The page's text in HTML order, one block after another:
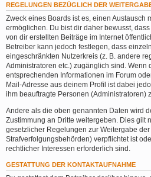
REGELUNGEN BEZÜGLICH DER
Zweck eines Boards ist es, einen Austausch
ermöglichen. Du bist dir daher bewusst,
von dir erstellten Beiträge im Internet
Betreiber kann jedoch festlegen, dass
eingeschränkten Nutzerkreis (z. B. andere
Administratoren etc.) zugänglich sind. Wenn
entsprechenden Informationen im Forum
Mail-Adresse aus deinem Profil ist dabei
ihm beauftragte Personen (Administratoren)
Andere als die oben genannten Daten wird
Zustimmung an Dritte weitergeben. Dies gilt
gesetzlicher Regelungen zur Weitergabe der
Strafverfolgungsbehörden) verpflichtet ist
rechtlicher Interessen erforderlich sind.
GESTATTUNG DER KONTAKTAUFNAHME